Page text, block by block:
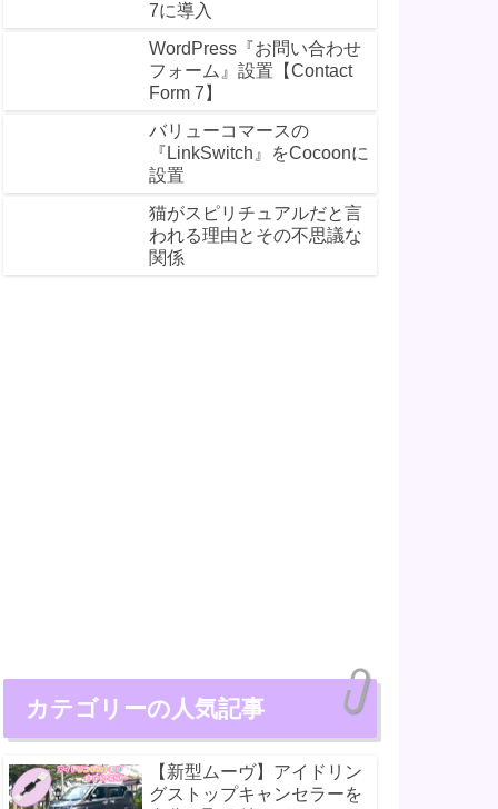
7に導入
WordPress『お問い合わせ
フォーム』設置【Contact
Form 7】
バリューコマースの
『LinkSwitch』をCocoonに
設置
猫がスピリチュアルだと言
われる理由とその不思議な
関係
カテゴリーの人気記事
【新型ムーヴ】アイドリン
グストップキャンセラーを